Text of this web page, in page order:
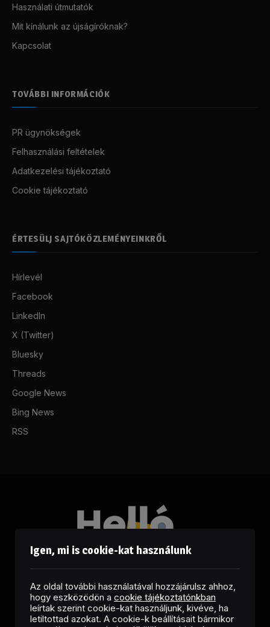
Használati útmutatók
Mit kínálunk az újságíróknak?
Kapcsolat
TOVÁBBI INFORMÁCIÓK
PR ügynökségek
Felhasználási feltételek
Adatkezelési tájékoztató
Cookie tájékoztató
ÉRTESÜLJ SAJTÓKÖZLEMÉNYEINKRŐL
Hírlevél
Facebook
LinkedIn
X (Twitter)
Bluesky
Threads
Google News
Bing News
RSS
Igen, mi is cookie-kat használunk
Az oldal további használatával hozzájárulsz ahhoz,
hogy eszközödön a cookie tájékoztatónkban
leírtak szerint cookie-kat használjunk, kivéve, ha
letiltottad azokat. A cookie-k beállításait bármikor